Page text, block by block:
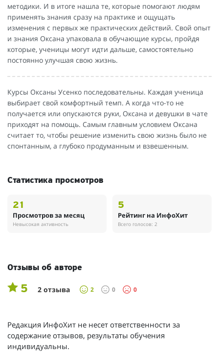
методики. И в итоге нашла те, которые помогают людям
применять знания сразу на практике и ощущать
изменения с первых же практических действий. Свой опыт
и знания Оксана упаковала в обучающие курсы, пройдя
которые, ученицы могут идти дальше, самостоятельно
постоянно улучшая свою жизнь.
Курсы Оксаны Усенко последовательны. Каждая ученица
выбирает свой комфортный темп. А когда что-то не
получается или опускаются руки, Оксана и девушки в чате
приходят на помощь. Самым главным условием Оксана
считает то, чтобы решение изменить свою жизнь было не
спонтанным, а глубоко продуманным и взвешенным.
Статистика просмотров
21
Просмотров за месяц
Невысокая активность
5
Рейтинг на ИнфоХит
Всего голосов: 2
Отзывы об авторе
5 2 отзыва 2 0 0
Редакция ИнфоХит не несет ответственности за
содержание отзывов, результаты обучения
индивидуальны.